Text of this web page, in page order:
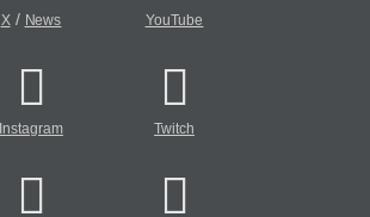
X/ News YouTube
Instagram Twitch